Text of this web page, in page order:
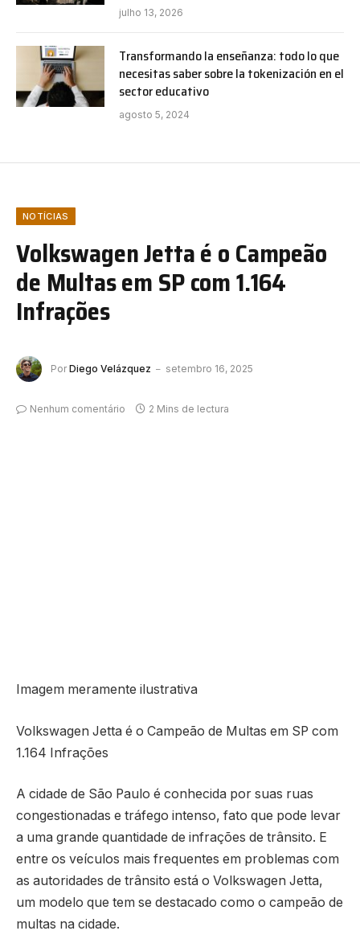
julho 13, 2026
Transformando la enseñanza: todo lo que
necesitas saber sobre la tokenización en el
sector educativo
agosto 5, 2024
NOTÍCIAS
Volkswagen Jetta é o Campeão
de Multas em SP com 1.164
Infrações
Por Diego Velázquez setembro 16, 2025
Nenhum comentário 2 Mins de lectura
Imagem meramente ilustrativa
Volkswagen Jetta é o Campeão de Multas em SP com
1.164 Infrações
A cidade de São Paulo é conhecida por suas ruas
congestionadas e tráfego intenso, fato que pode levar
a uma grande quantidade de infrações de trânsito. E
entre os veículos mais frequentes em problemas com
as autoridades de trânsito está o Volkswagen Jetta,
um modelo que tem se destacado como o campeão de
multas na cidade.